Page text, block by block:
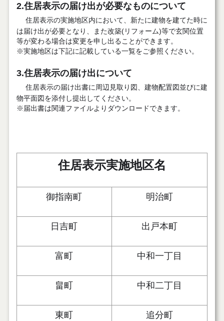
2.住居表示の届け出が必要なものについて
住居表示の実施地区内において、新たに建物を建てた時に
は届け出が必要となり、また改築(リフォーム)等で玄関位置
等が変わる場合は変更を申し出ることができます。
※実施地区は下記に記載している一覧をご参照ください。
3.住居表示の届け出について
住居表示の届け出書に周辺見取り図、建物配置図並びに建
物平面図を添付し提出してください。
※届出書は関連ファイルよりダウンロードできます。
住居表示実施地区名
御指南町 明治町
日吉町 出戸本町
富町 中和一丁目
畠町 中和二丁目
東町 追分町